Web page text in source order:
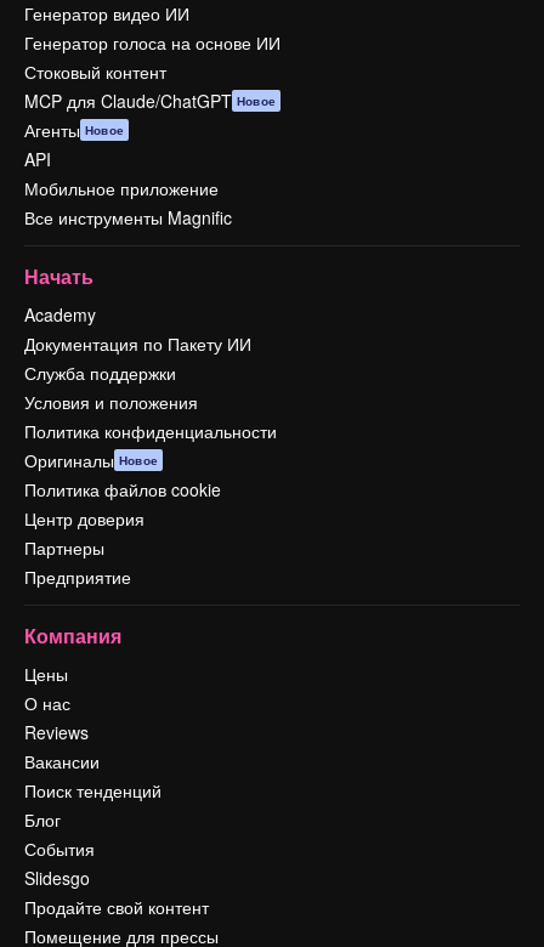
Генератор видео ИИ
Генератор голоса на основе ИИ
Стоковый контент
MCP для Claude/ChatGPT Новое
Агенты Новое
API
Мобильное приложение
Все инструменты Magnific
Начать
Academy
Документация по Пакету ИИ
Служба поддержки
Условия и положения
Политика конфиденциальности
Оригиналы Новое
Политика файлов cookie
Центр доверия
Партнеры
Предприятие
Компания
Цены
О нас
Reviews
Вакансии
Поиск тенденций
Блог
События
Slidesgo
Продайте свой контент
Помещение для прессы